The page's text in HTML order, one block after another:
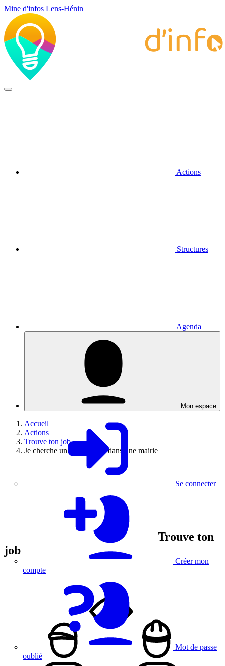
Mine d'infos Lens-Hénin
Actions
Structures
Agenda
Mon espace
Se connecter
Créer mon
compte
Mot de passe
oublié
Accueil
Actions
Trouve ton job
Je cherche un emploi aidé dans une mairie
Trouve ton
job